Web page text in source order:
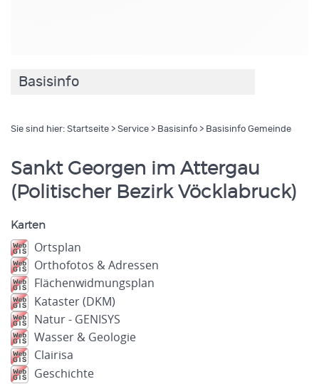
Basisinfo
Sie sind hier: Startseite > Service > Basisinfo > Basisinfo Gemeinde
Sankt Georgen im Attergau
(Politischer Bezirk Vöcklabruck)
Karten
Ortsplan
Orthofotos & Adressen
Flächenwidmungsplan
Kataster (DKM)
Natur - GENISYS
Wasser & Geologie
Clairisa
Geschichte